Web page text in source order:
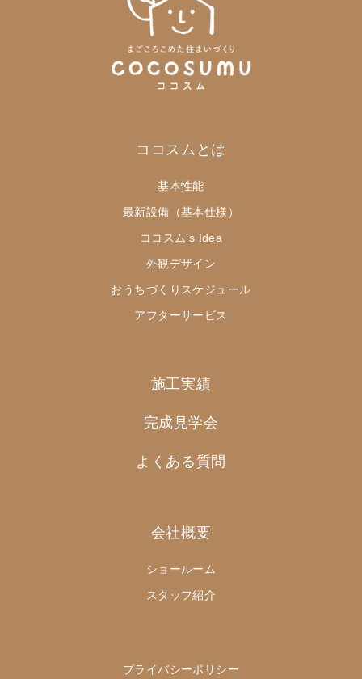
ココスムとは
基本性能
最新設備（基本仕様）
ココスム's Idea
外観デザイン
おうちづくりスケジュール
アフターサービス
施工実績
完成見学会
よくある質問
会社概要
ショールーム
スタッフ紹介
プライバシーポリシー